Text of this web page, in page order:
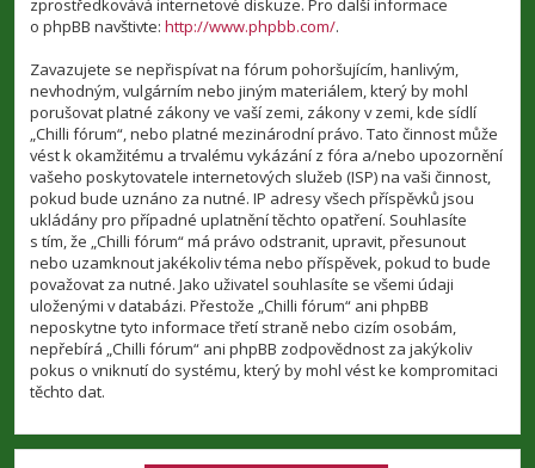
zprostředkovává internetové diskuze. Pro další informace
o phpBB navštivte: http://www.phpbb.com/.
Zavazujete se nepřispívat na fórum pohoršujícím, hanlivým,
nevhodným, vulgárním nebo jiným materiálem, který by mohl
porušovat platné zákony ve vaší zemi, zákony v zemi, kde sídlí
„Chilli fórum“, nebo platné mezinárodní právo. Tato činnost může
vést k okamžitému a trvalému vykázání z fóra a/nebo upozornění
vašeho poskytovatele internetových služeb (ISP) na vaši činnost,
pokud bude uznáno za nutné. IP adresy všech příspěvků jsou
ukládány pro případné uplatnění těchto opatření. Souhlasíte
s tím, že „Chilli fórum“ má právo odstranit, upravit, přesunout
nebo uzamknout jakékoliv téma nebo příspěvek, pokud to bude
považovat za nutné. Jako uživatel souhlasíte se všemi údaji
uloženými v databázi. Přestože „Chilli fórum“ ani phpBB
neposkytne tyto informace třetí straně nebo cizím osobám,
nepřebírá „Chilli fórum“ ani phpBB zodpovědnost za jakýkoliv
pokus o vniknutí do systému, který by mohl vést ke kompromitaci
těchto dat.